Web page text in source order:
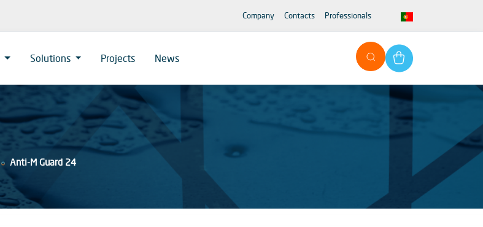
Company Contacts Professionals
Solutions Projects News
Anti-M Guard 24